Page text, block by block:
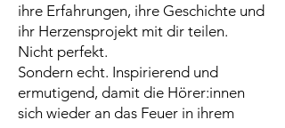
ihre Erfahrungen, ihre Geschichte und
ihr Herzensprojekt mit dir teilen.
Nicht perfekt.
Sondern echt. Inspirierend und
ermutigend, damit die Hörer:innen
sich wieder an das Feuer in ihrem